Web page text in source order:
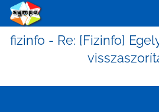
fizinfo - Re: [Fizinfo]